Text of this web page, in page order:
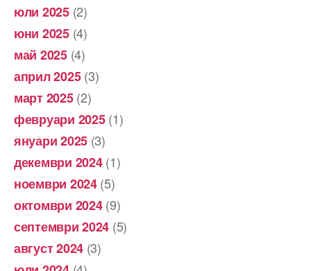
юли 2025(2)
юни 2025(4)
май 2025(4)
април 2025(3)
март 2025(2)
февруари 2025(1)
януари 2025 (3)
декември 2024(1)
ноември 2024(5)
октомври 2024(9)
септември 2024 (5)
август 2024 (3)